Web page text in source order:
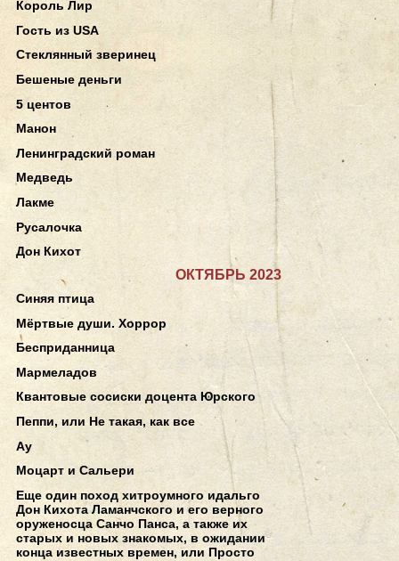
Король Лир
Гость из USA
Стеклянный зверинец
Бешеные деньги
5 центов
Манон
Ленинградский роман
Медведь
Лакме
Русалочка
Дон Кихот
ОКТЯБРЬ 2023
Синяя птица
Мёртвые души. Хоррор
Бесприданница
Мармеладов
Квантовые сосиски доцента Юрского
Пеппи, или Не такая, как все
Ау
Моцарт и Сальери
Еще один поход хитроумного идальго
Дон Кихота Ламанчского и его верного
оруженосца Санчо Панса, а также их
старых и новых знакомых, в ожидании
конца известных времен, или Просто